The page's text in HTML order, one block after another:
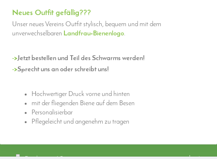
Neues Outfit gefällig???
Unser neues Vereins Outfit stylisch, bequem und mit dem
unverwechselbaren Landfrau‑Bienenlogo.
->Jetzt bestellen und Teil des Schwarms werden!
->Sprecht uns an oder schreibt uns!
Hochwertiger Druck vorne und hinten
mit der fliegenden Biene auf dem Besen
Personalisierbar
Pflegeleicht und angenehm zu tragen